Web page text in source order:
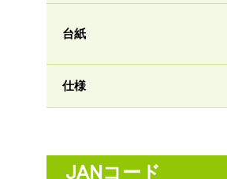
台紙
仕様
JANコード